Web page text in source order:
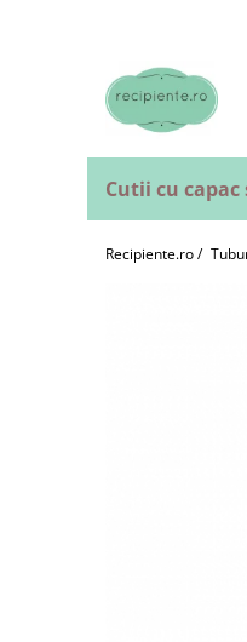
Cutii cu capac
Recipiente.ro /